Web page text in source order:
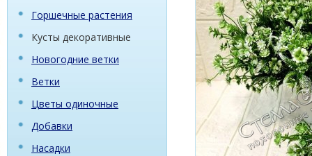
Горшечные растения
Кусты декоративные
Новогодние ветки
Ветки
Цветы одиночные
Добавки
Насадки